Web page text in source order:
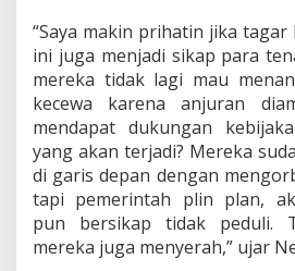
“Saya makin prihatin jika
ini juga menjadi sikap para
mereka tidak lagi mau
kecewa karena anjuran
mendapat dukungan
yang akan terjadi? Mereka
di garis depan dengan
tapi pemerintah plin plan,
pun bersikap tidak peduli.
mereka juga menyerah,” ujar